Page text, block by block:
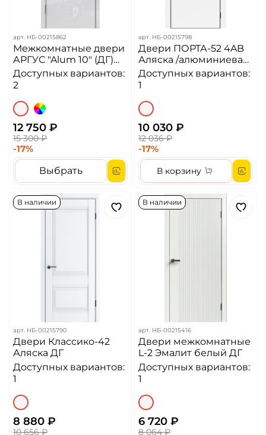
арт. НБ-00215862
Межкомнатные двери
АРГУС "Alum 10" (ДГ)
Белый глянец
(2000*600)
Доступных вариантов:
2
12 750 ₽
15 300 ₽
-17%
Выбрать
арт. НБ-00215798
Двери ПОРТА-52 4AB
Аляска /алюминиевая
кромка с 4-х сторон /Ч/
М
Доступных вариантов:
1
10 030 ₽
12 036 ₽
-17%
В корзину
В наличии
арт. НБ-00215790
Двери Классико-42
Аляска ДГ
Доступных вариантов:
1
8 880 ₽
10 656 ₽
В наличии
арт. НБ-00215416
Двери межкомнатные
L-2 Эмалит белый ДГ
Доступных вариантов:
1
6 720 ₽
8 064 ₽